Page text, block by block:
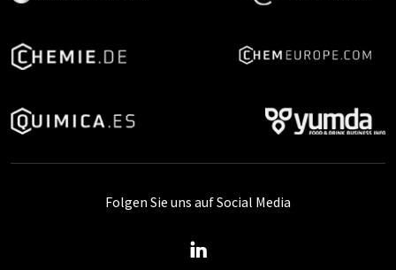
Folgen Sie uns auf Social Media